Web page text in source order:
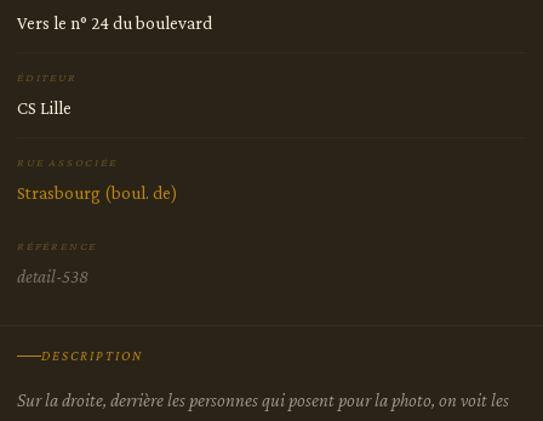
Vers le n° 24 du boulevard
ÉDITEUR
CS Lille
RUE ASSOCIÉE
Strasbourg (boul. de)
RÉFÉRENCE
detail-538
DESCRIPTION
Sur la droite, derrière les personnes qui posent pour la photo, on voit les